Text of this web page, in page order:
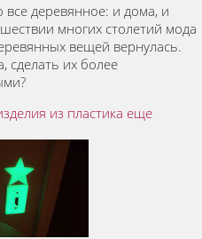
деревянное: и дома, и
многих столетий мода
вещей вернулась.
сделать их более
из пластика еще